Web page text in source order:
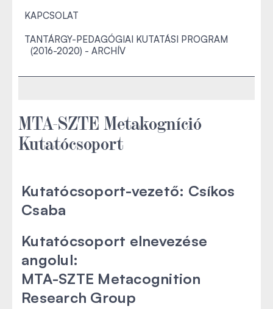
KAPCSOLAT
TANTÁRGY-PEDAGÓGIAI KUTATÁSI PROGRAM
(2016-2020) - ARCHÍV
MTA-SZTE Metakogníció
Kutatócsoport
Kutatócsoport-vezető: Csíkos
Csaba
Kutatócsoport elnevezése
angolul:
MTA-SZTE Metacognition
Research Group